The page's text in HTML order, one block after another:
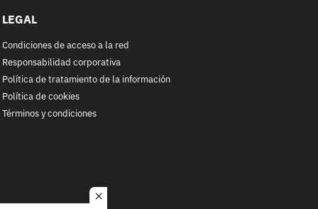
close
LEGAL
Condiciones de acceso a la red
Responsabilidad corporativa
Política de tratamiento de la información
Política de cookies
Términos y condiciones